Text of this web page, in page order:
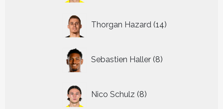
Thorgan Hazard 14
producten
Sebastien Haller 8
producten
Nico Schulz 8
producten